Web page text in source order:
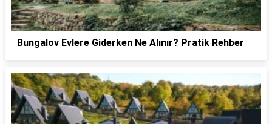
Bungalov Evlere Giderken Ne Alınır? Pratik Rehber